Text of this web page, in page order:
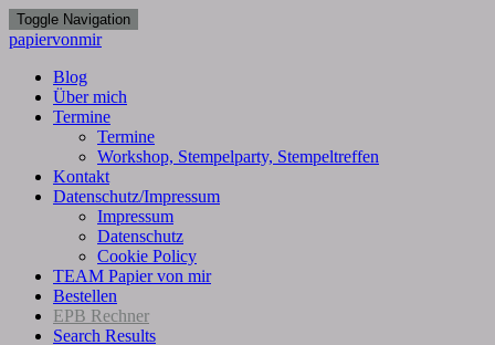
Toggle Navigation
papiervonmir
Blog
Über mich
Termine
Termine
Workshop, Stempelparty, Stempeltreffen
Kontakt
Datenschutz/Impressum
Impressum
Datenschutz
Cookie Policy
TEAM Papier von mir
Bestellen
EPB Rechner
Search Results